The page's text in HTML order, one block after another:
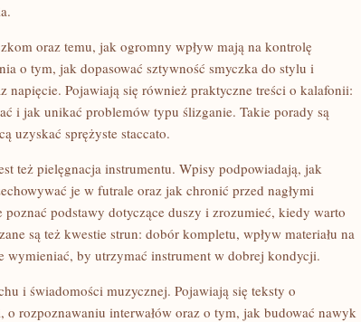
oraz temu, jak ogromny wpływ mają na kontrolę
o tym, jak dopasować sztywność smyczka do stylu i
napięcie. Pojawiają się również praktyczne treści o kalafonii:
i jak unikać problemów typu ślizganie. Takie porady są
uzyskać sprężyste staccato.
też pielęgnacja instrumentu. Wpisy podpowiadają, jak
je w futrale oraz jak chronić przed nagłymi
podstawy dotyczące duszy i zrozumieć, kiedy warto
są też kwestie strun: dobór kompletu, wpływ materiału na
wymieniać, by utrzymać instrument w dobrej kondycji.
i świadomości muzycznej. Pojawiają się teksty o
rozpoznawaniu interwałów oraz o tym, jak budować nawyk